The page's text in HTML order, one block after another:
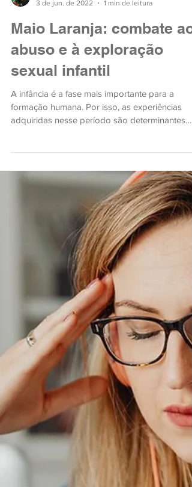
3 de jun. de 2022
1 min de leitura
Maio Laranja: combate ao
abuso e à exploração
sexual infantil
A infância é a fase mais importante para a
formação humana. Por isso, as experiências
para o dese